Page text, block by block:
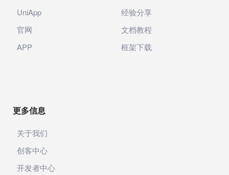
UniApp
官网
APP
经验分享
文档教程
框架下载
更多信息
关于我们
创客中心
开发者中心